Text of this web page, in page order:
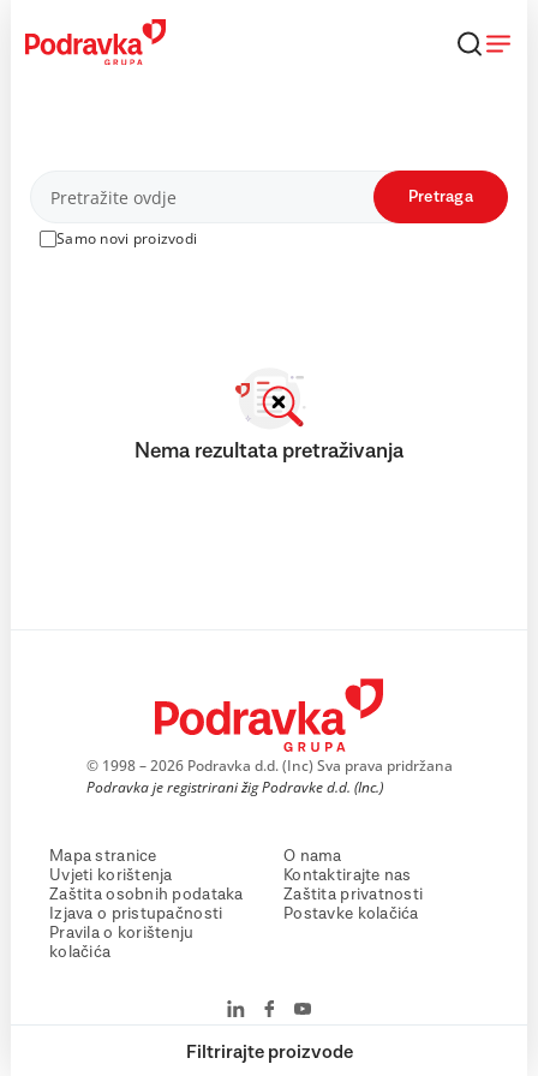
content
Proizvodi
Samo novi proizvodi
Pretraga
Filtrirajte proizvode
Nema rezultata pretraživanja
© 1998 – 2026 Podravka d.d. (Inc) Sva prava pridržana
Podravka je registrirani žig Podravke d.d. (Inc.)
Mapa stranice
Uvjeti korištenja
Zaštita osobnih podataka
Izjava o pristupačnosti
Pravila o korištenju
kolačića
O nama
Kontaktirajte nas
Zaštita privatnosti
Postavke kolačića